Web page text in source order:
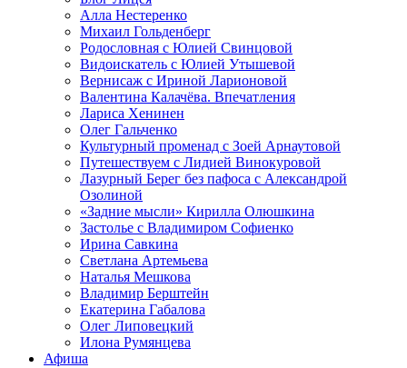
Алла Нестеренко
Михаил Гольденберг
Родословная с Юлией Свинцовой
Видоискатель с Юлией Утышевой
Вернисаж с Ириной Ларионовой
Валентина Калачёва. Впечатления
Лариса Хенинен
Олег Гальченко
Культурный променад с Зоей Арнаутовой
Путешествуем с Лидией Винокуровой
Лазурный Берег без пафоса с Александрой
Озолиной
«Задние мысли» Кирилла Олюшкина
Застолье с Владимиром Софиенко
Ирина Савкина
Светлана Артемьева
Наталья Мешкова
Владимир Берштейн
Екатерина Габалова
Олег Липовецкий
Илона Румянцева
Афиша